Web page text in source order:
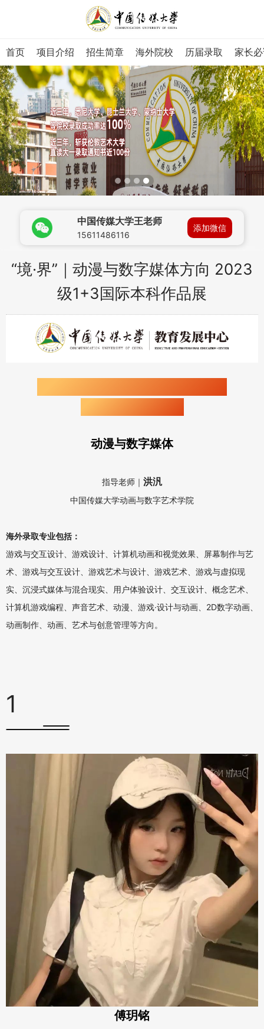
首页 项目介绍 招生简章 海外院校 历届录取 家长
中国传媒大学王老师
15611486116
添加微信
“境·界”｜动漫与数字媒体方向 2023
级1+3国际本科作品展
动漫与数字媒体
指导老师｜ 洪汎
中国传媒大学动画与数字艺术学院
海外录取专业包括：
游戏与交互设计、游戏设计、计算机动画和视觉效果、屏幕制作与艺
术、游戏与交互设计、游戏艺术与设计、游戏艺术、游戏与虚拟现
实、沉浸式媒体与混合现实、用户体验设计、交互设计、概念艺术、
计算机游戏编程、声音艺术、动漫、游戏·设计与动画、2D数字动画、
动画制作、动画、艺术与创意管理等方向。
1
傅玥铭